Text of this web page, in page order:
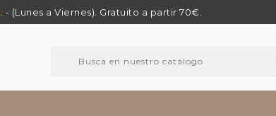
. - (Lunes a Viernes). Gratuito a partir 70€.